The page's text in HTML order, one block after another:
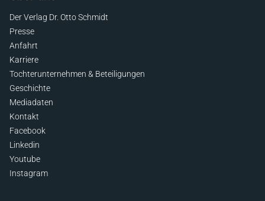
Der Verlag Dr. Otto Schmidt
Presse
Anfahrt
Karriere
Tochterunternehmen & Beteiligungen
Geschichte
Mediadaten
Kontakt
Facebook
Linkedin
Youtube
Instagram